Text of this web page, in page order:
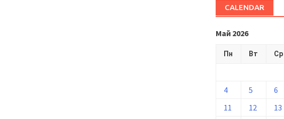
CALENDAR
Май 2026
Пн Вт Ср
4
5 6
11
12 13